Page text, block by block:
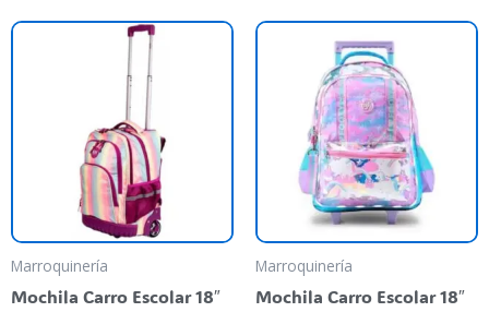
Marroquinería
Mochila Carro Escolar 18″
Marroquinería
Mochila Carro Escolar 18″